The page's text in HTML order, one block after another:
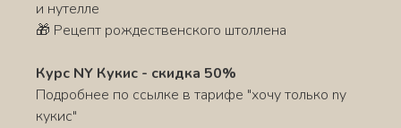
и нутелле
🎁 Рецепт рождественского штоллена
Курс NY Кукис - скидка 50%
Подробнее по ссылке в тарифе "хочу только ny
кукис"